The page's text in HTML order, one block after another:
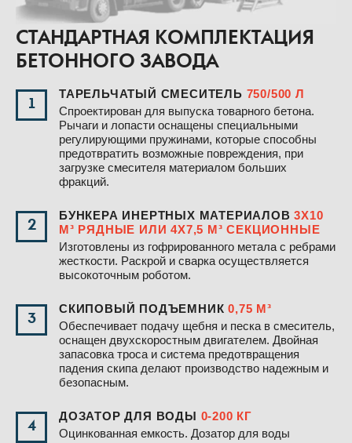
СТАНДАРТНАЯ КОМПЛЕКТАЦИЯ
БЕТОННОГО ЗАВОДА
1
ТАРЕЛЬЧАТЫЙ СМЕСИТЕЛЬ 750/500 Л
Спроектирован для выпуска товарного бетона.
Рычаги и лопасти оснащены специальными
регулирующими пружинами, которые способны
предотвратить возможные повреждения, при
загрузке смесителя материалом больших
фракций.
2
БУНКЕРА ИНЕРТНЫХ МАТЕРИАЛОВ3Х10
М³ РЯДНЫЕ ИЛИ 4Х7,5 М³ СЕКЦИОННЫЕ
Изготовлены из гофрированного метала с ребрами
жесткости. Раскрой и сварка осуществляется
высокоточным роботом.
3
СКИПОВЫЙ ПОДЪЕМНИК0,75 М³
Обеспечивает подачу щебня и песка в смеситель,
оснащен двухскоростным двигателем. Двойная
запасовка троса и система предотвращения
падения скипа делают производство надежным и
безопасным.
4
ДОЗАТОР ДЛЯ ВОДЫ 0-200 КГ
Оцинкованная емкость. Дозатор для воды